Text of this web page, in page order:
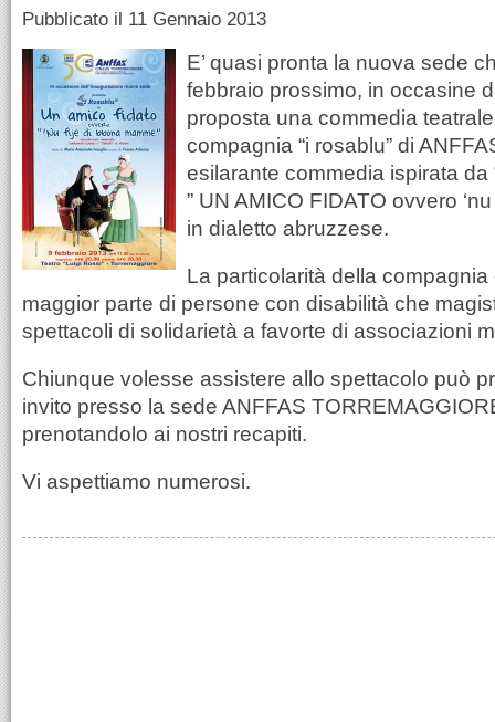
Pubblicato il 11 Gennaio 2013
E’ quasi pronta la nuova sede
febbraio prossimo, in occasine
proposta una commedia
compagnia “i rosablu” di
esilarante commedia ispirata da
” UN AMICO FIDATO ovvero
in dialetto abruzzese.
La particolarità della
maggior parte di persone con disabilità che
spettacoli di solidarietà a favorte di associazioni
Chiunque volesse assistere allo spettacolo può
invito presso la sede ANFFAS
prenotandolo ai nostri recapiti.
Vi aspettiamo numerosi.